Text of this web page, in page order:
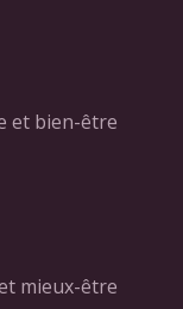
et bien-être
mieux-être